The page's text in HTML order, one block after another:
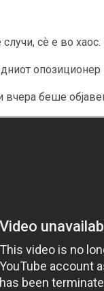
сѐ е во
вчера беше